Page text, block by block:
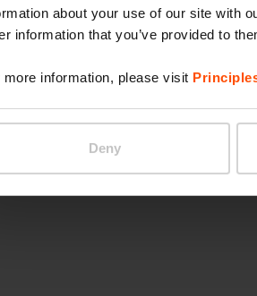
about your use of our site with
information that you’ve provided to
more information, please visit
Deny